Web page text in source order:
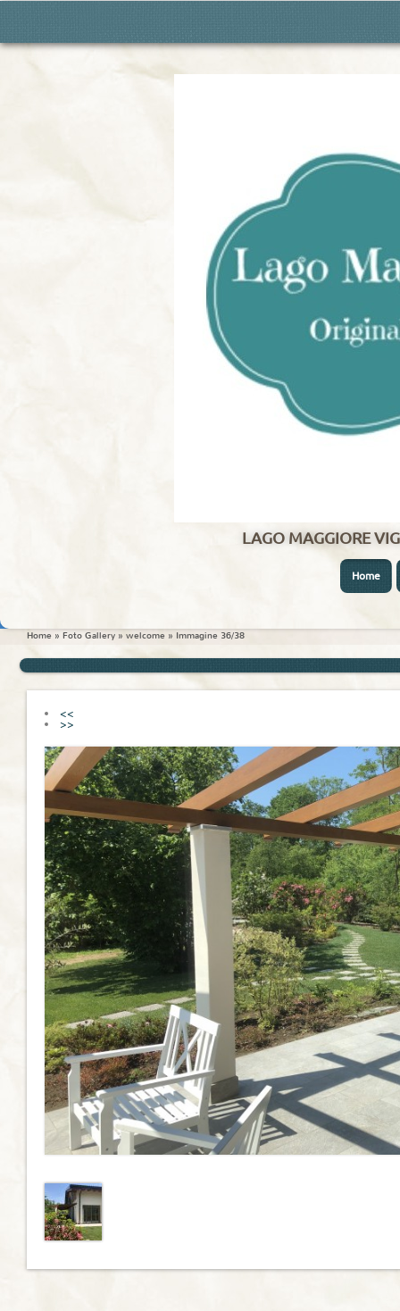
LAGO MAGGIORE
Home
Home » Foto Gallery » welcome » Immagine 36/38
<<
>>